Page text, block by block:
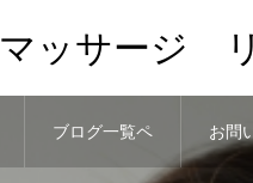
ッサージ
ブログ一覧ペ お問